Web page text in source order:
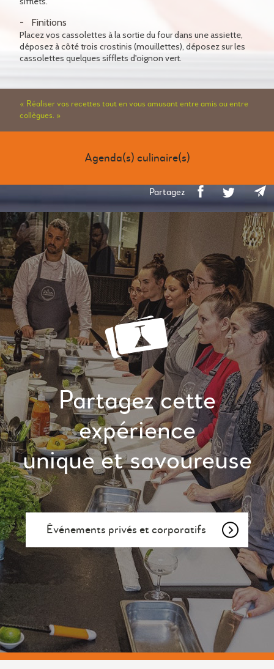
Finitions
Placez vos cassolettes à la sortie du four dans une assiette,
déposez à côté trois crostinis (mouillettes), déposez sur les
cassolettes quelques sifflets d'oignon vert.
« Réaliser vos recettes tout en vous amusant entre amis ou entre
collègues. »
Agenda(s) culinaire(s)
Partagez
Partagez cette
expérience
unique et savoureuse
Événements privés et corporatifs